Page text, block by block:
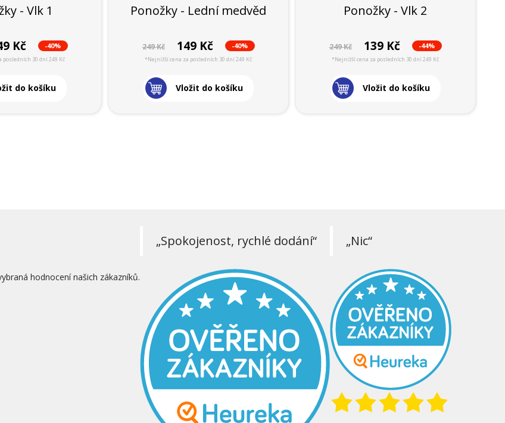
- Vlk 1
Kč -40%
posledních 30 dní 249 Kč
do košíku
Ponožky - Lední medvěd
249 Kč 149 Kč -40%
*Nejnižší cena za posledních 30 dní 249 Kč
Vložit do košíku
Ponožky - Vlk 2
249 Kč 139 Kč -44%
*Nejnižší cena za posledních 30 dní 249 Kč
Vložit do košíku
hodnocení našich zákazníků.
„Spokojenost, rychlé dodání“ „Nic“